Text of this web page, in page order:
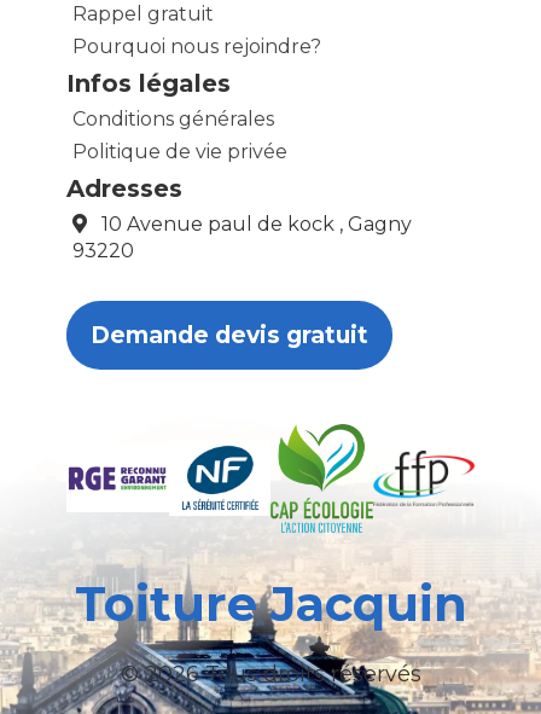
Rappel gratuit
Pourquoi nous rejoindre?
Infos légales
Conditions générales
Politique de vie privée
Adresses
10 Avenue paul de kock , Gagny
93220
Demande devis gratuit
Toiture Jacquin
© 2026 Tous droits réservés